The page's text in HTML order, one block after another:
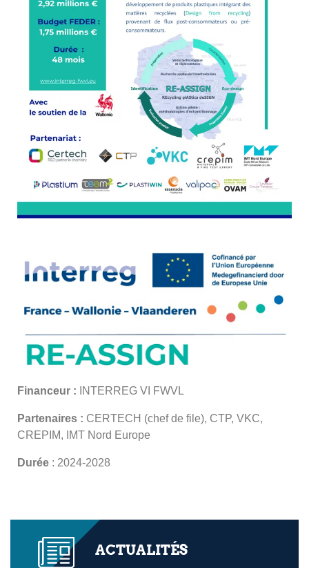
Financeur : INTERREG VI FWVL
Partenaires : CERTECH (chef de file), CTP, VKC,
CREPIM, IMT Nord Europe
Durée : 2024-2028
ACTUALITÉS